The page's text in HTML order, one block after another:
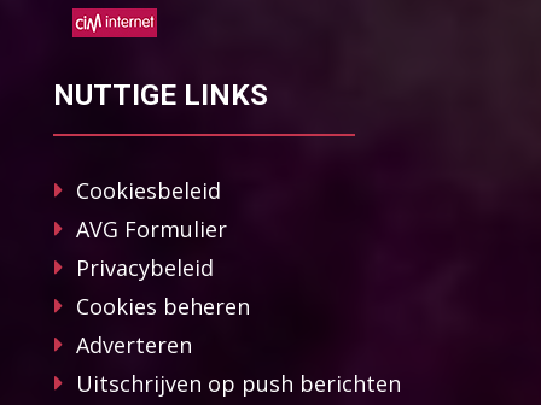
NUTTIGE LINKS
Cookiesbeleid
AVG Formulier
Privacybeleid
Cookies beheren
Adverteren
Uitschrijven op push berichten